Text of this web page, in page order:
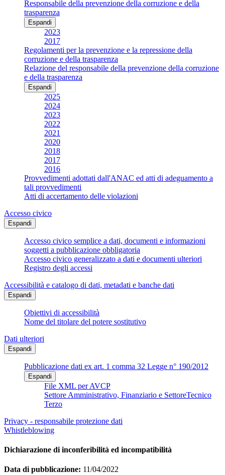
Responsabile della prevenzione della corruzione e della
trasparenza
Espandi
2023
2017
Regolamenti per la prevenzione e la repressione della
corruzione e della trasparenza
Relazione del responsabile della prevenzione della corruzione
e della trasparenza
Espandi
2025
2024
2023
2022
2021
2020
2018
2017
2016
Provvedimenti adottati dall'ANAC ed atti di adeguamento a
tali provvedimenti
Atti di accertamento delle violazioni
Accesso civico
Espandi
Accesso civico semplice a dati, documenti e informazioni
soggetti a pubblicazione obbligatoria
Accesso civico generalizzato a dati e documenti ulteriori
Registro degli accessi
Accessibilità e catalogo di dati, metadati e banche dati
Espandi
Obiettivi di accessibilità
Nome del titolare del potere sostitutivo
Dati ulteriori
Espandi
Pubblicazione dati ex art. 1 comma 32 Legge n° 190/2012
Espandi
File XML per AVCP
Settore Amministrativo, Finanziario e SettoreTecnico
Terzo
Privacy - responsabile protezione dati
Whistleblowing
Dichiarazione di inconferibilità ed incompatibilità
Data di pubblicazione: 11/04/2022